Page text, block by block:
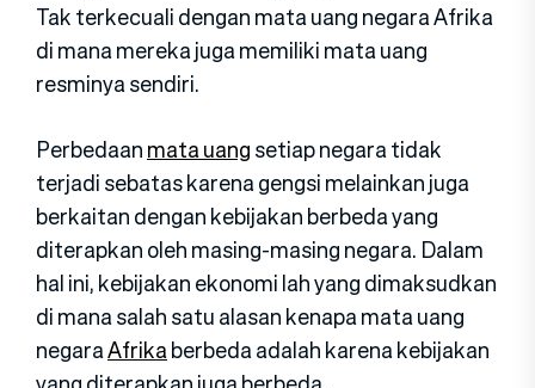
Tak terkecuali dengan mata uang negara Afrika
di mana mereka juga memiliki mata uang
resminya sendiri.
Perbedaanmata uangsetiap negara tidak
terjadi sebatas karena gengsi melainkan juga
berkaitan dengan kebijakan berbeda yang
diterapkan oleh masing-masing negara. Dalam
hal ini, kebijakan ekonomi lah yang dimaksudkan
di mana salah satu alasan kenapa mata uang
negaraAfrikaberbeda adalah karena kebijakan